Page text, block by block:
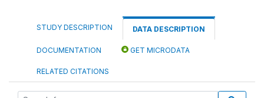
STUDY DESCRIPTION DATA DESCRIPTION
DOCUMENTATION GET MICRODATA
RELATED CITATIONS